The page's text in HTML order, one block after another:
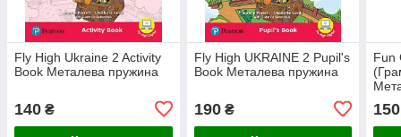
Fly High Ukraine 2 Activity
Book Металева пружина
140 ₴
Fly High UKRAINE 2 Pupil's
Book Металева пружина
190₴
Fun
150